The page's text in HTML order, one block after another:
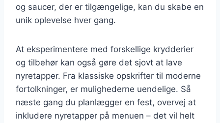
og saucer, der er tilgængelige, kan du skabe en
unik oplevelse hver gang.
At eksperimentere med forskellige krydderier
og tilbehør kan også gøre det sjovt at lave
nyretapper. Fra klassiske opskrifter til moderne
fortolkninger, er mulighederne uendelige. Så
næste gang du planlægger en fest, overvej at
inkludere nyretapper på menuen – det vil helt